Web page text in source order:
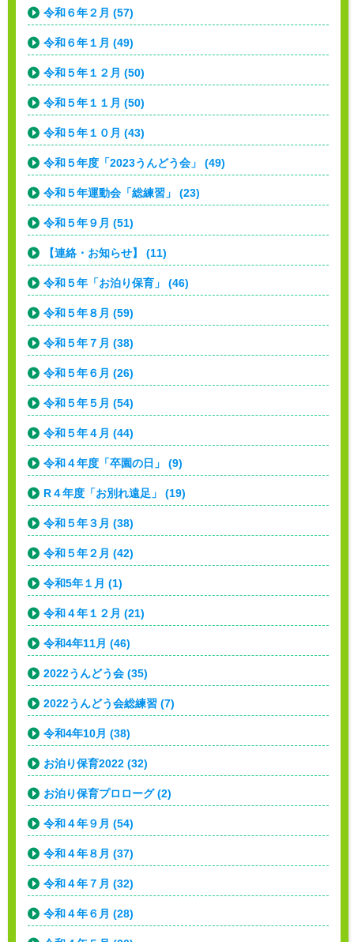
令和６年２月 (57)
令和６年１月 (49)
令和５年１２月 (50)
令和５年１１月 (50)
令和５年１０月 (43)
令和５年度「2023うんどう会」 (49)
令和５年運動会「総練習」 (23)
令和５年９月 (51)
【連絡・お知らせ】 (11)
令和５年「お泊り保育」 (46)
令和５年８月 (59)
令和５年７月 (38)
令和５年６月 (26)
令和５年５月 (54)
令和５年４月 (44)
令和４年度「卒園の日」 (9)
R４年度「お別れ遠足」 (19)
令和５年３月 (38)
令和５年２月 (42)
令和5年１月 (1)
令和４年１２月 (21)
令和4年11月 (46)
2022うんどう会 (35)
2022うんどう会総練習 (7)
令和4年10月 (38)
お泊り保育2022 (32)
お泊り保育プロローグ (2)
令和４年９月 (54)
令和４年８月 (37)
令和４年７月 (32)
令和４年６月 (28)